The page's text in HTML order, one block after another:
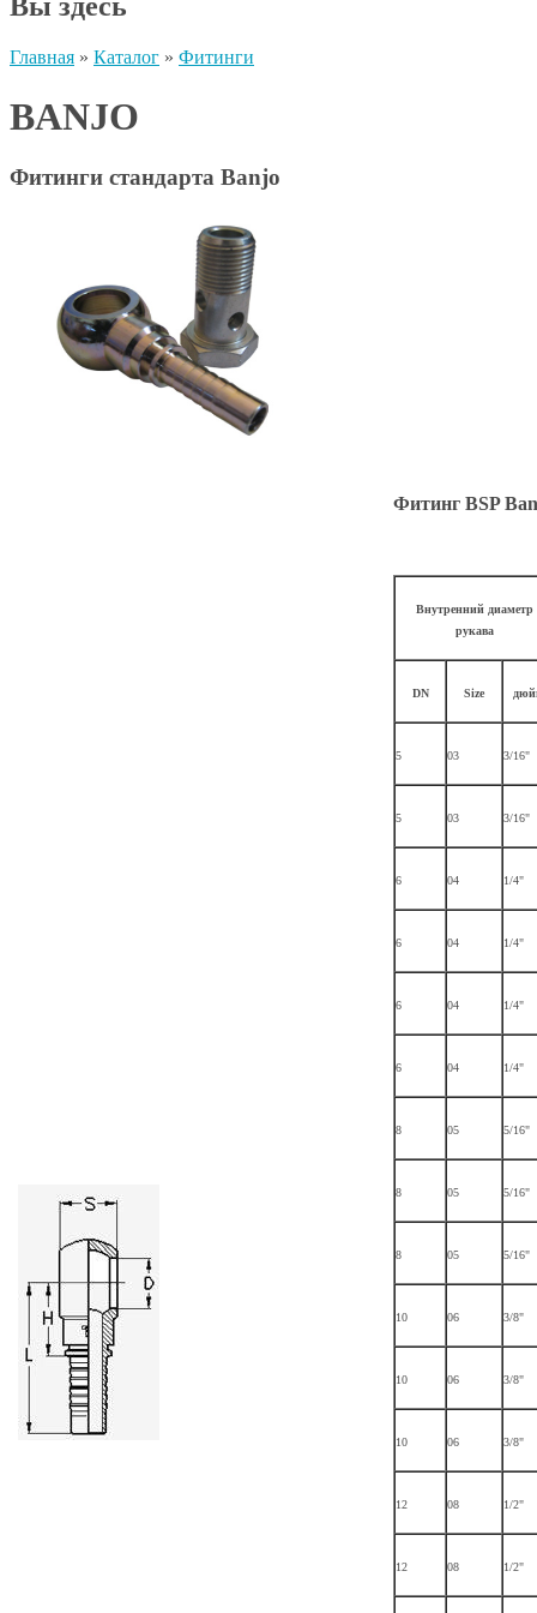
Вы здесь
Главная » Каталог » Фитинги
BANJO
Фитинги стандарта Banjo
Фитинг BSP
Внутренний диаметр
рукава
DN Size
5 03 3/16"
5 03 3/16"
6 04 1/4"
6 04 1/4"
6 04 1/4"
6 04 1/4"
8 05 5/16"
8 05 5/16"
8 05 5/16"
10 06 3/8"
10 06 3/8"
10 06 3/8"
12 08 1/2"
12 08 1/2"